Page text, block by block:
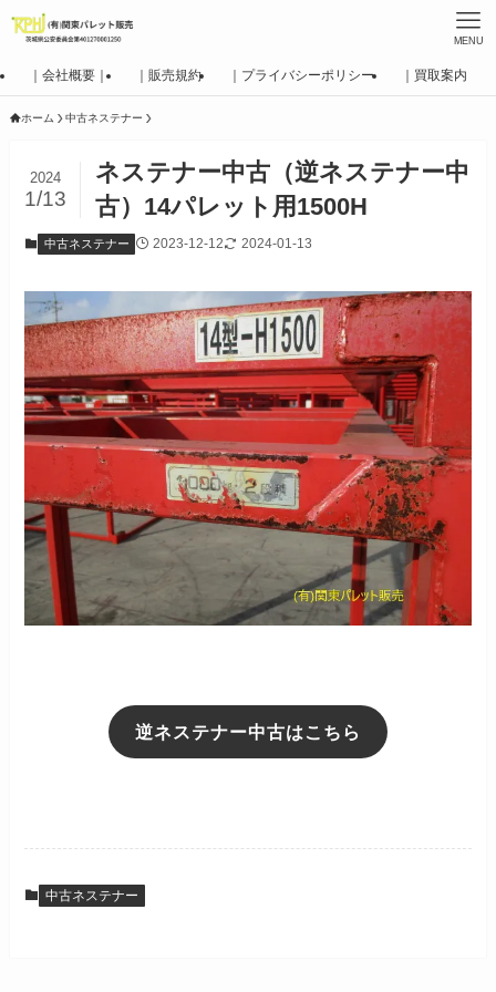
MENU
｜会社概要｜ ｜販売規約 ｜プライバシーポリシー ｜買取案内
ホーム 中古ネステナー
ネステナー中古（逆ネステナー中
古）14パレット用1500H
2024
1/13
中古ネステナー 2023-12-12 2024-01-13
逆ネステナー中古はこちら
中古ネステナー